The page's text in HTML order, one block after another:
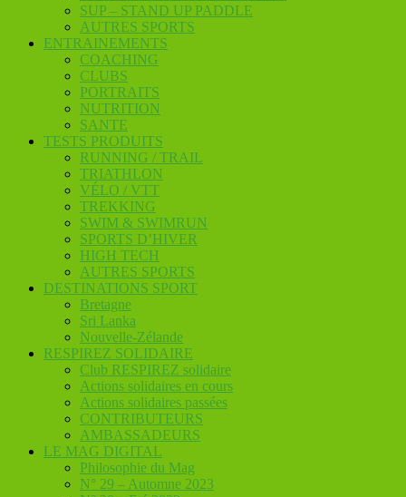
SUP – STAND UP PADDLE
AUTRES SPORTS
ENTRAINEMENTS
COACHING
CLUBS
PORTRAITS
NUTRITION
SANTE
TESTS PRODUITS
RUNNING / TRAIL
TRIATHLON
VÉLO / VTT
TREKKING
SWIM & SWIMRUN
SPORTS D’HIVER
HIGH TECH
AUTRES SPORTS
DESTINATIONS SPORT
Bretagne
Sri Lanka
Nouvelle-Zélande
RESPIREZ SOLIDAIRE
Club RESPIREZ solidaire
Actions solidaires en cours
Actions solidaires passées
CONTRIBUTEURS
AMBASSADEURS
LE MAG DIGITAL
Philosophie du Mag
N° 29 – Automne 2023